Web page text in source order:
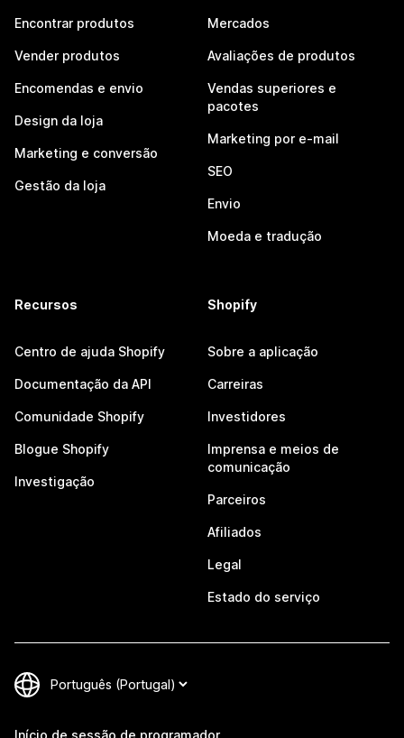
Encontrar produtos
Vender produtos
Encomendas e envio
Design da loja
Marketing e conversão
Gestão da loja
Mercados
Avaliações de produtos
Vendas superiores e
pacotes
Marketing por e-mail
SEO
Envio
Moeda e tradução
Recursos
Centro de ajuda Shopify
Documentação da API
Comunidade Shopify
Blogue Shopify
Investigação
Shopify
Sobre a aplicação
Carreiras
Investidores
Imprensa e meios de
comunicação
Parceiros
Afiliados
Legal
Estado do serviço
Início de sessão de programador